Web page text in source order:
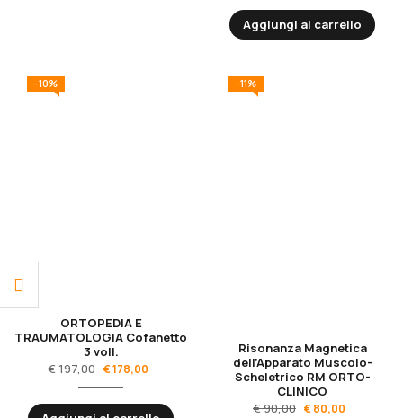
Aggiungi al carrello
-10%
ORTOPEDIA E
TRAUMATOLOGIA Cofanetto
3 voll.
€197,00 €178,00
-11%
Risonanza Magnetica
dell’Apparato Muscolo-
Scheletrico RM ORTO-
CLINICO
€90,00 €80,00